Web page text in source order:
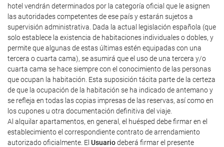
hotel vendrán determinados por la categoría oficial que le asignen
las autoridades competentes de ese país y estarán sujetos a
supervisión administrativa. Dada la actual legislación española (que
solo establece la existencia de habitaciones individuales o dobles, y
permite que algunas de estas últimas estén equipadas con una
tercera o cuarta cama), se asumirá que el uso de una tercera y/o
cuarta cama se hace siempre con el conocimiento de las personas
que ocupan la habitación. Esta suposición tácita parte de la certeza
de que la ocupación de la habitación se ha indicado de antemano y
se refleja en todas las copias impresas de las reservas, así como en
los cupones u otra documentación definitiva del viaje.
Al alquilar apartamentos, en general, el huésped debe firmar en el
establecimiento el correspondiente contrato de arrendamiento
autorizado oficialmente. El Usuariodeberá firmar el presente